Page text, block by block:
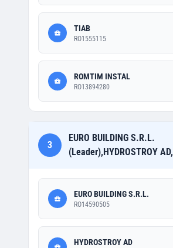
TIAB
RO1555115
ROMTIM INSTAL
RO13894280
3
EURO BUILDING S.R.L.
(Leader),HYDROSTROY AD,
EURO BUILDING S.R.L.
RO14590505
HYDROSTROY AD